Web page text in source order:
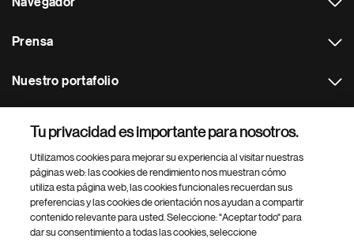
Prensa
Nuestro portafolio
Footer Site Search
Tu privacidad es importante para nosotros.
Utilizamos cookies para mejorar su experiencia al visitar nuestras
páginas web: las cookies de rendimiento nos muestran cómo
utiliza esta página web, las cookies funcionales recuerdan sus
preferencias y las cookies de orientación nos ayudan a compartir
contenido relevante para usted. Seleccione: "Aceptar todo" para
dar su consentimiento a todas las cookies, seleccione